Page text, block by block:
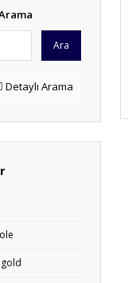
Ara
Detaylı Arama